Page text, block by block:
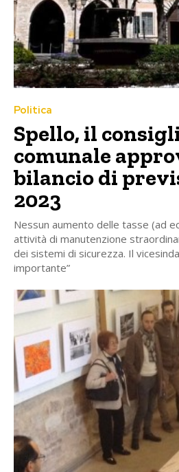
Politica
Spello, il
comunale
bilancio di
2023
Nessun aumento delle tasse (ad
attività di manutenzione
dei sistemi di sicurezza. Il
importante”